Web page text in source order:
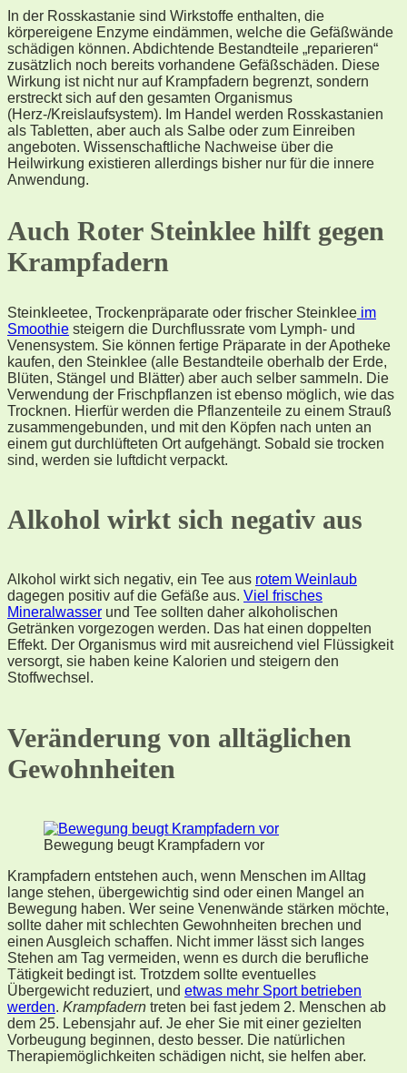
In der Rosskastanie sind Wirkstoffe enthalten, die
körpereigene Enzyme eindämmen, welche die Gefäßwände
schädigen können. Abdichtende Bestandteile „reparieren“
zusätzlich noch bereits vorhandene Gefäßschäden. Diese
Wirkung ist nicht nur auf Krampfadern begrenzt, sondern
erstreckt sich auf den gesamten Organismus
(Herz-/Kreislaufsystem). Im Handel werden Rosskastanien
als Tabletten, aber auch als Salbe oder zum Einreiben
angeboten. Wissenschaftliche Nachweise über die
Heilwirkung existieren allerdings bisher nur für die innere
Anwendung.
Auch Roter Steinklee hilft gegen
Krampfadern
Steinkleetee, Trockenpräparate oder frischer Steinklee im
Smoothie steigern die Durchflussrate vom Lymph- und
Venensystem. Sie können fertige Präparate in der Apotheke
kaufen, den Steinklee (alle Bestandteile oberhalb der Erde,
Blüten, Stängel und Blätter) aber auch selber sammeln. Die
Verwendung der Frischpflanzen ist ebenso möglich, wie das
Trocknen. Hierfür werden die Pflanzenteile zu einem Strauß
zusammengebunden, und mit den Köpfen nach unten an
einem gut durchlüfteten Ort aufgehängt. Sobald sie trocken
sind, werden sie luftdicht verpackt.
Alkohol wirkt sich negativ aus
Alkohol wirkt sich negativ, ein Tee aus rotem Weinlaub
dagegen positiv auf die Gefäße aus. Viel frisches
Mineralwasser und Tee sollten daher alkoholischen
Getränken vorgezogen werden. Das hat einen doppelten
Effekt. Der Organismus wird mit ausreichend viel Flüssigkeit
versorgt, sie haben keine Kalorien und steigern den
Stoffwechsel.
Veränderung von alltäglichen
Gewohnheiten
Bewegung beugt Krampfadern vor
Krampfadern entstehen auch, wenn Menschen im Alltag
lange stehen, übergewichtig sind oder einen Mangel an
Bewegung haben. Wer seine Venenwände stärken möchte,
sollte daher mit schlechten Gewohnheiten brechen und
einen Ausgleich schaffen. Nicht immer lässt sich langes
Stehen am Tag vermeiden, wenn es durch die berufliche
Tätigkeit bedingt ist. Trotzdem sollte eventuelles
Übergewicht reduziert, und etwas mehr Sport betrieben
werden. Krampfadern treten bei fast jedem 2. Menschen ab
dem 25. Lebensjahr auf. Je eher Sie mit einer gezielten
Vorbeugung beginnen, desto besser. Die natürlichen
Therapiemöglichkeiten schädigen nicht, sie helfen aber.